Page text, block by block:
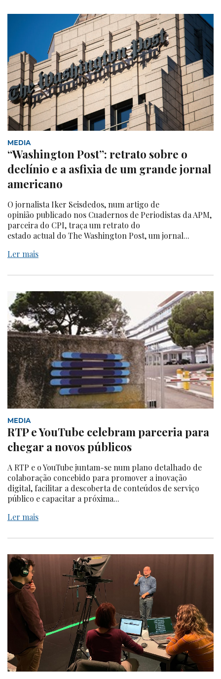
MEDIA
“Washington Post”: retrato sobre o
declínio e a asfixia de um grande jornal
americano
O jornalista Iker Seisdedos, num artigo de
opinião publicado nos Cuadernos de Periodistas da APM,
parceira do CPI, traça um retrato do
estado actual do The Washington Post, um jornal...
Ler mais
MEDIA
RTP e YouTube celebram parceria para
chegar a novos públicos
A RTP e o YouTube juntam-se num plano detalhado de
colaboração concebido para promover a inovação
digital, facilitar a descoberta de conteúdos de serviço
público e capacitar a próxima...
Ler mais